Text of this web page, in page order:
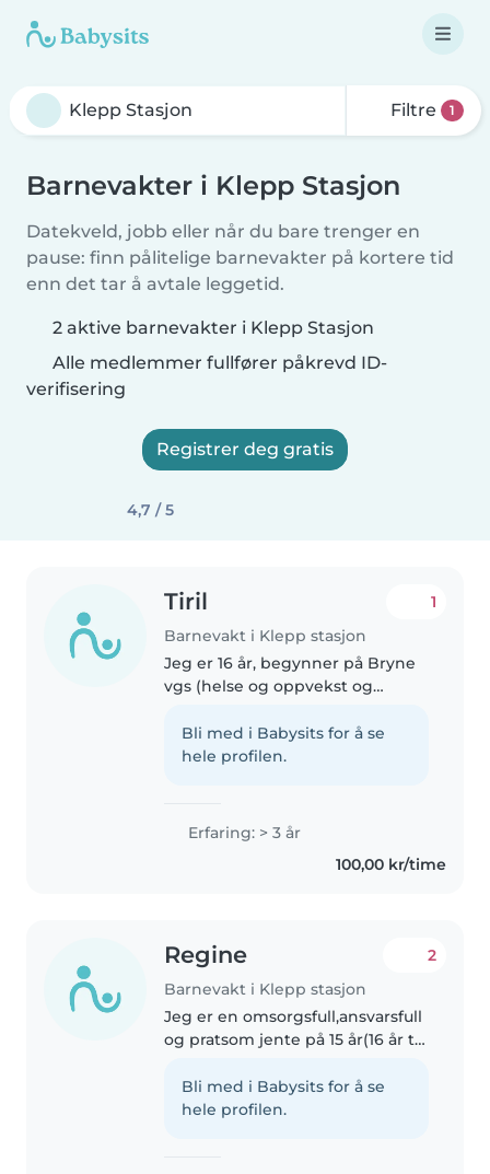
Filtre 1
Barnevakter i Klepp Stasjon
Datekveld, jobb eller når du bare trenger en
pause: finn pålitelige barnevakter på kortere tid
enn det tar å avtale leggetid.
2 aktive barnevakter i Klepp Stasjon
Alle medlemmer fullfører påkrevd ID-
verifisering
Registrer deg gratis
4,7 / 5
Tiril
Barnevakt i Klepp stasjon
1
Jeg er 16 år, begynner på Bryne
vgs (helse og oppvekst og
Har passet søskenbarnet mitt på
5 år i noen år så har noe erfaring
Bli med i Babysits for å se
hele profilen.
Erfaring: > 3 år
100,00 kr/time
Regine
Barnevakt i Klepp stasjon
2
Jeg er en omsorgsfull,ansvarsfull
og pratsom jente på 15 år(16 år til
videregående høsten 2026. Jeg
jobber på sykehjem😊
Bli med i Babysits for å se
hele profilen.